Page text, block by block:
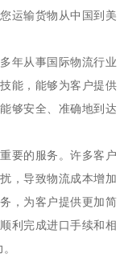
运输货物从中国到美
年从事国际物流行业
能，能够为客户提供
够安全、准确地到达
要的服务。许多客户
，导致物流成本增加
，为客户提供更加简
利完成进口手续和相